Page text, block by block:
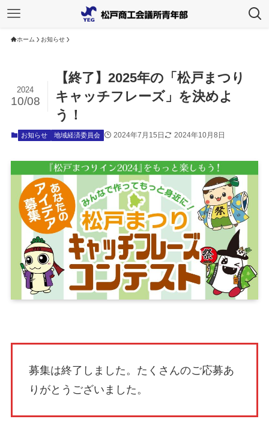
ホーム お知らせ
【終了】2025年の「松戸まつり
キャッチフレーズ」を決めよ
う！
2024
10/08
お知らせ 地域経済委員会 2024年7月15日 2024年10月8日
募集は終了しました。たくさんのご応募あ
りがとうございました。